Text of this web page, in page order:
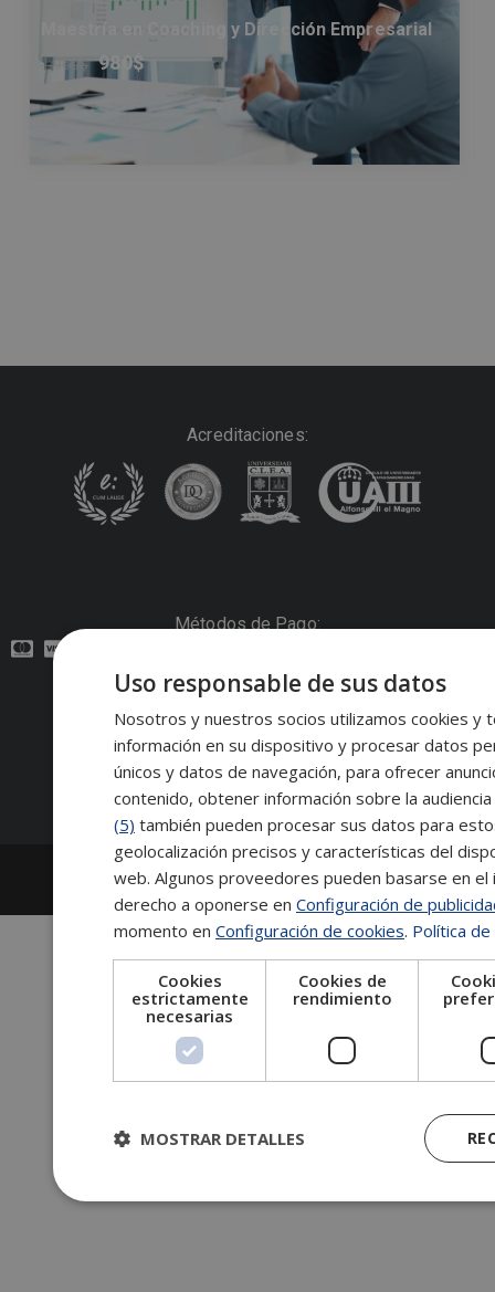
Maestría en Coaching y Dirección Empresarial
1.960 $ 980$
Acreditaciones:
Métodos de Pago:
Contacto:
Síguenos:
2026
Escuela de Posgrado de Salamanca
Información legal
Tablón de anuncios
Uso responsable de sus datos
Nosotros y nuestros socios utilizamos cookies y
información en su dispositivo y procesar datos
únicos y datos de navegación, para ofrecer
contenido, obtener información sobre la
(5) también pueden procesar sus datos para
geolocalización precisos y características del
web. Algunos proveedores pueden basarse en
derecho a oponerse en Configuración de
momento en Configuración de cookies. Política
Cookies
estrictamente
necesarias
Cookies de
rendimiento
MOSTRAR DETALLES